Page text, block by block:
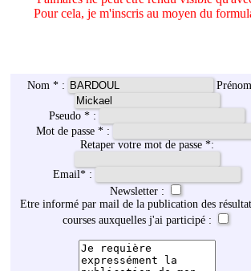
Pour cela, je m'inscris au moyen du
Nom * :
Pseudo * :
Mot de passe * :
Retaper votre mot de passe *:
Email* :
Newsletter :
Etre informé par mail de la publication des
courses auxquelles j'ai participé :